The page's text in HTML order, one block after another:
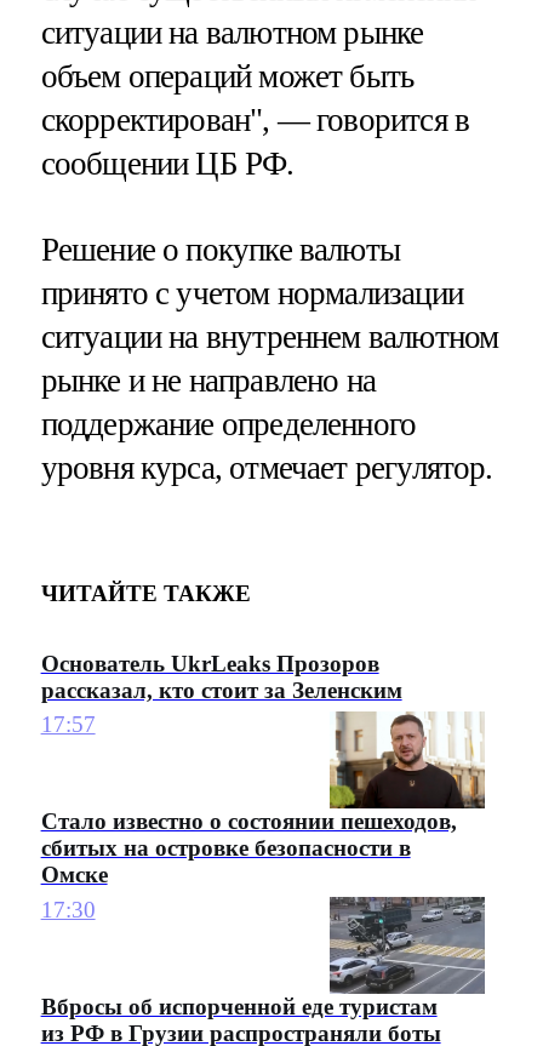
ситуации на валютном рынке
объем операций может быть
скорректирован", — говорится в
сообщении ЦБ РФ.
Решение о покупке валюты
принято с учетом нормализации
ситуации на внутреннем валютном
рынке и не направлено на
поддержание определенного
уровня курса, отмечает регулятор.
ЧИТАЙТЕ ТАКЖЕ
Основатель UkrLeaks Прозоров
рассказал, кто стоит за Зеленским
17:57
Стало известно о состоянии пешеходов,
сбитых на островке безопасности в
Омске
17:30
Вбросы об испорченной еде туристам
из РФ в Грузии распространяли боты